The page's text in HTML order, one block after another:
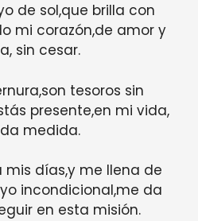
de sol,que brilla con
mi corazón,de amor y
sin cesar.
tesoros sin
presente,en mi vida,
medida.
mis días,y me llena de
incondicional,me da
en esta misión.